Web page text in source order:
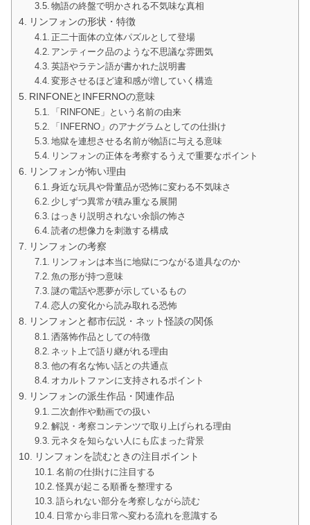
物語の終盤で明かされる不気味な真相
リンフォンの形状・特徴
正二十面体の立体パズルとして登場
アンティーク品のような不思議な雰囲気
英語やラテン語が書かれた説明書
変形させるほど違和感が増していく構造
RINFONEとINFERNOの意味
「RINFONE」という名前の由来
「INFERNO」のアナグラムとしての仕掛け
地獄を連想させる名前が物語に与える意味
リンフォンの正体を考察するうえで重要なポイント
リンフォンが怖い理由
身近な玩具や骨董品が恐怖に変わる不気味さ
少しずつ異常が積み重なる展開
はっきり説明されない余韻の怖さ
読者の想像力を刺激する構成
リンフォンの考察
リンフォンは本当に地獄につながる道具なのか
魚の形が持つ意味
謎の電話や悪夢が示しているもの
恋人の変化から読み取れる恐怖
リンフォンと都市伝説・ネット怪談の関係
洒落怖作品としての特徴
ネット上で語り継がれる理由
他の有名な怖い話との共通点
オカルトファンに支持されるポイント
リンフォンの派生作品・関連作品
二次創作や動画での扱い
解説・考察コンテンツで取り上げられる理由
元ネタを知らない人にも広まった背景
リンフォンを読むときの注目ポイント
名前の仕掛けに注目する
怪異が起こる順番を整理する
語られない部分を考察しながら読む
日常から非日常へ変わる流れを意識する